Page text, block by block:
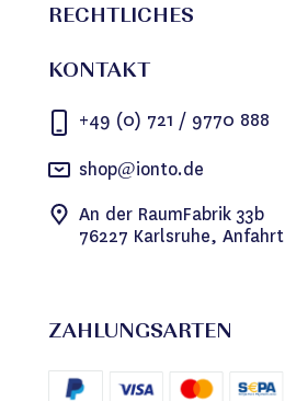
RECHTLICHES
KONTAKT
+49 (0) 721 / 9770 888
shop@ionto.de
An der RaumFabrik 33b
76227 Karlsruhe, Anfahrt
ZAHLUNGSARTEN